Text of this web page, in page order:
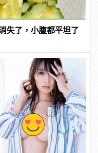
失了，小腹都平坦了